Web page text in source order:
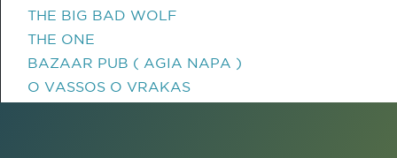
THE BIG BAD WOLF
THE ONE
BAZAAR PUB ( AGIA NAPA )
O VASSOS O VRAKAS